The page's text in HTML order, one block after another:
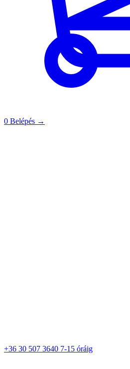
0 Belépés →
+36 30 507 3640 7-15 óráig